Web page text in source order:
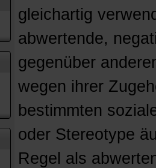
gleichartig
abwertende,
gegenüber
wegen ihrer
bestimmten
oder Stereotype
Regel als